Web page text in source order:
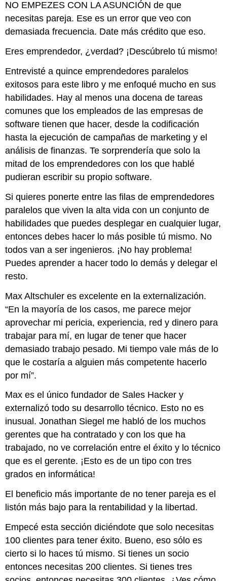
NO EMPEZES CON LA ASUNCIÓN de que
necesitas pareja. Ese es un error que veo con
demasiada frecuencia. Date más crédito que eso.
Eres emprendedor, ¿verdad? ¡Descúbrelo tú mismo!
Entrevisté a quince emprendedores paralelos
exitosos para este libro y me enfoqué mucho en sus
habilidades. Hay al menos una docena de tareas
comunes que los empleados de las empresas de
software tienen que hacer, desde la codificación
hasta la ejecución de campañas de marketing y el
análisis de finanzas. Te sorprendería que solo la
mitad de los emprendedores con los que hablé
pudieran escribir su propio software.
Si quieres ponerte entre las filas de emprendedores
paralelos que viven la alta vida con un conjunto de
habilidades que puedes desplegar en cualquier lugar,
entonces debes hacer lo más posible tú mismo. No
todos van a ser ingenieros. ¡No hay problema!
Puedes aprender a hacer todo lo demás y delegar el
resto.
Max Altschuler es excelente en la externalización.
“En la mayoría de los casos, me parece mejor
aprovechar mi pericia, experiencia, red y dinero para
trabajar para mí, en lugar de tener que hacer
demasiado trabajo pesado. Mi tiempo vale más de lo
que le costaría a alguien más competente hacerlo
por mí”.
Max es el único fundador de Sales Hacker y
externalizó todo su desarrollo técnico. Esto no es
inusual. Jonathan Siegel me habló de los muchos
gerentes que ha contratado y con los que ha
trabajado, no ve correlación entre el éxito y lo técnico
que es el gerente. ¡Esto es de un tipo con tres
grados en informática!
El beneficio más importante de no tener pareja es el
listón más bajo para la rentabilidad y la libertad.
Empecé esta sección diciéndote que solo necesitas
100 clientes para tener éxito. Bueno, eso sólo es
cierto si lo haces tú mismo. Si tienes un socio
entonces necesitas 200 clientes. Si tienes tres